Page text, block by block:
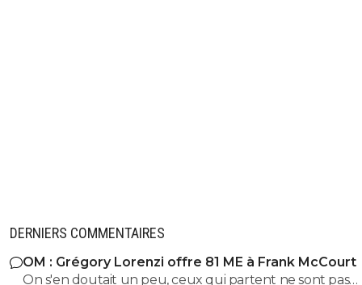
DERNIERS COMMENTAIRES
OM : Grégory Lorenzi offre 81 ME à Frank McCourt
On s'en doutait un peu, ceux qui partent ne sont pas